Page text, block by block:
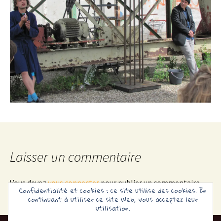
Laisser un commentaire
Vous devezvous connecterpour publier un commentaire.
Confidentialité et cookies : ce site utilise des cookies. En
continuant à utiliser ce site Web, vous acceptez leur
utilisation.